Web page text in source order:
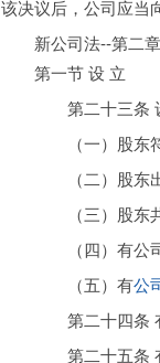
该决议后，公司应当
新公司法--第二
第一节 设 立
第二十三条 设
（一）股东符
（二）股东出
（三）股东共
（四）有公司
（五）有公
第二十四条 有
第二十五条 有